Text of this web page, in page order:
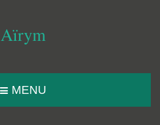
Aïrym
MENU